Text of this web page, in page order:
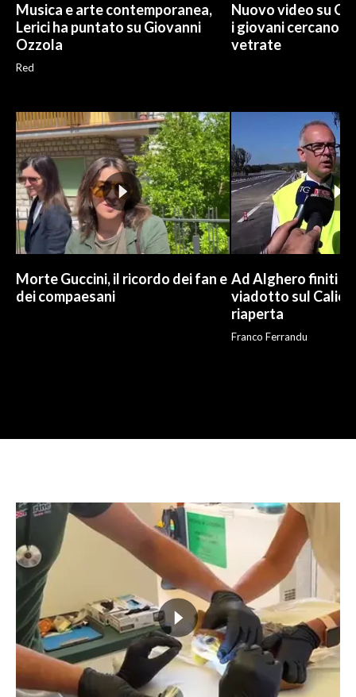
Musica e arte contemporanea,
Lerici ha puntato su Giovanni
Ozzola
Red
Nuovo video su
i giovani cercano
vetrate
Morte Guccini, il ricordo dei fan e
dei compaesani
Ad Alghero finiti i
viadotto sul
riaperta
Franco Ferrandu